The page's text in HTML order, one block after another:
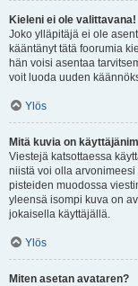
Kieleni ei ole valittavana!
Joko ylläpitäjä ei ole
kääntänyt tätä foorumia
hän voisi asentaa
voit luoda uuden
Ylös
Mitä kuvia on
Viestejä katsottaessa
niistä voi olla
pisteiden muodossa
yleensä isompi kuva on
jokaisella käyttäjällä.
Ylös
Miten asetan avataren?